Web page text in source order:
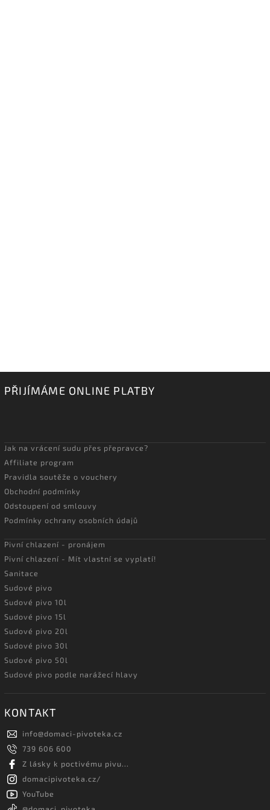
PŘIJÍMÁME ONLINE PLATBY
Jak na vrácení sudu přes přepravce?
Affiliate program
Pravidla soutěže o vouchery
Obchodní podmínky
Odstoupení od smlouvy
Podmínky ochrany osobních údajů
Pivní chlazení - pronájem
Pivní chlazení - Mít vlastní se vyplatí!
Sanitace
Sudové pivo
Sudové pivo 10l
Sudové pivo 15l
Sudové pivo 20l
Sudové pivo 30l
Sudové pivo 50l
Sudové pivo podle narážecí hlavy
KONTAKT
info@domaci-pivoteka.cz
739 606 600
Z lásky k poctivému pivu...
domacipivoteka.cz/
YouTube